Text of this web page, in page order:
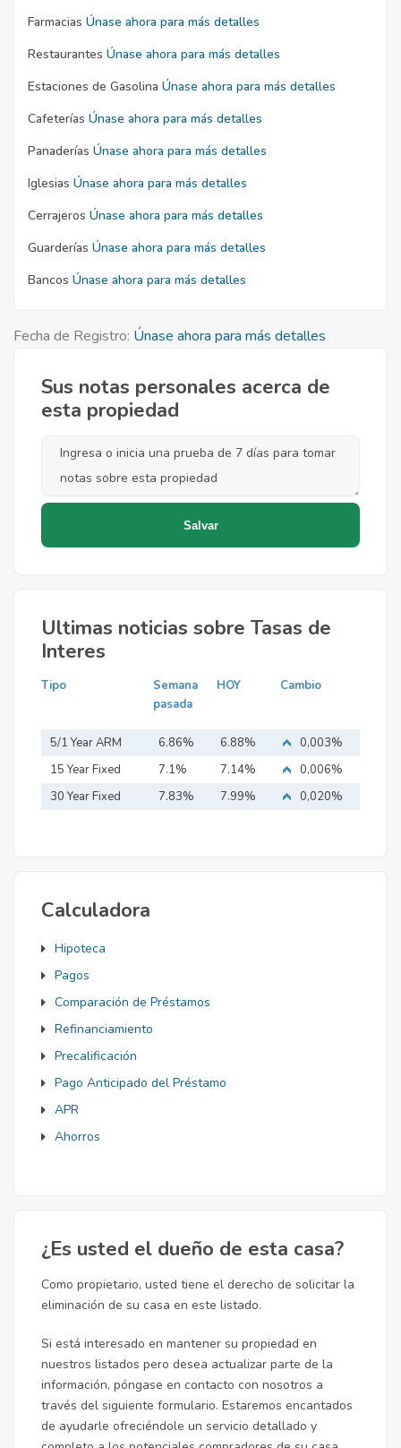
Farmacias Únase ahora para más detalles
Restaurantes Únase ahora para más detalles
Estaciones de Gasolina Únase ahora para más detalles
Cafeterías Únase ahora para más detalles
Panaderías Únase ahora para más detalles
Iglesias Únase ahora para más detalles
Cerrajeros Únase ahora para más detalles
Guarderías Únase ahora para más detalles
Bancos Únase ahora para más detalles
Fecha de Registro: Únase ahora para más detalles
Sus notas personales acerca de
esta propiedad
Ultimas noticias sobre Tasas de
Interes
Tipo
Semana
pasada
HOY Cambio
5/1 Year ARM 6.86% 6.88%
0,003%
15 Year Fixed
Mortgage
7.1% 7.14%
0,006%
30 Year Fixed
7.83% 7.99% 0,020%
Calculadora
Hipoteca
Pagos
Comparación de Préstamos
Refinanciamiento
Precalificación
Pago Anticipado del Préstamo
APR
Ahorros
¿Es usted el dueño de esta casa?
Como propietario, usted tiene el derecho de solicitar la
eliminación de su casa en este listado.
Si está interesado en mantener su propiedad en
nuestros listados pero desea actualizar parte de la
información, póngase en contacto con nosotros a
través del siguiente formulario. Estaremos encantados
de ayudarle ofreciéndole un servicio detallado y